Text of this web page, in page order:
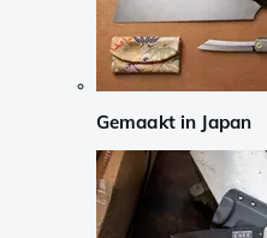
Gemaakt in Japan